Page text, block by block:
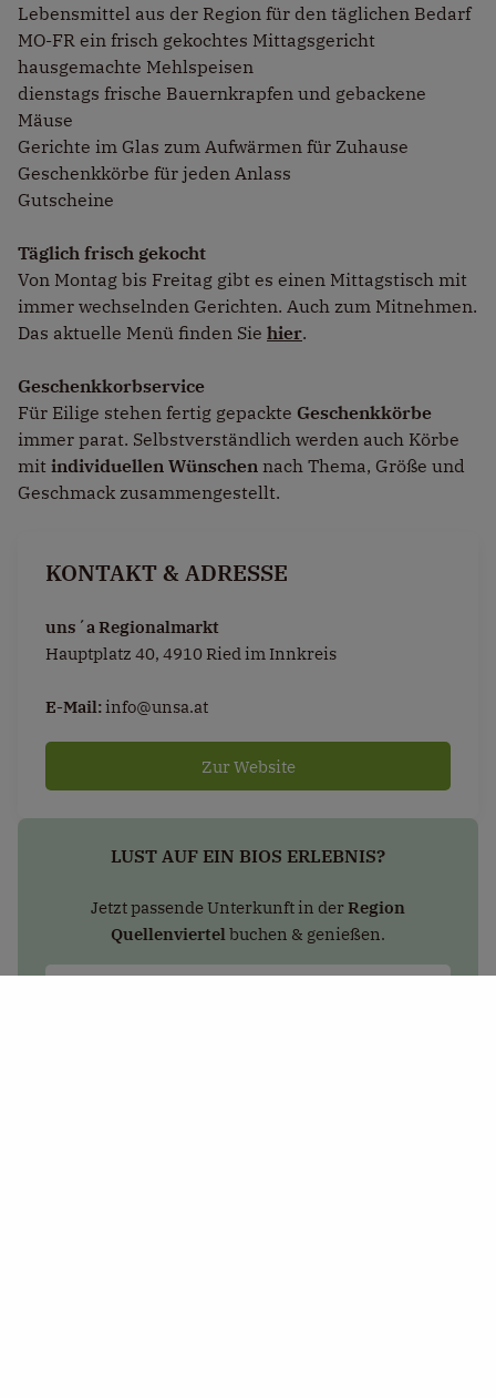
Lebensmittel aus der Region für den täglichen Bedarf
MO-FR ein frisch gekochtes Mittagsgericht
hausgemachte Mehlspeisen
dienstags frische Bauernkrapfen und gebackene
Mäuse
Gerichte im Glas zum Aufwärmen für Zuhause
Geschenkkörbe für jeden Anlass
Gutscheine
Täglich frisch gekocht
Von Montag bis Freitag gibt es einen Mittagstisch mit
immer wechselnden Gerichten. Auch zum Mitnehmen.
Das aktuelle Menü finden Sie hier.
Geschenkkorbservice
Für Eilige stehen fertig gepackte Geschenkkörbe
immer parat. Selbstverständlich werden auch Körbe
mit individuellen Wünschen nach Thema, Größe und
Geschmack zusammengestellt.
KONTAKT & ADRESSE
uns´a Regionalmarkt
Hauptplatz 40, 4910 Ried im Innkreis
E-Mail:info@unsa.at
Zur Website
LUST AUF EIN BIOS ERLEBNIS?
Jetzt passende Unterkunft in derRegion
Quellenviertel buchen & genießen.